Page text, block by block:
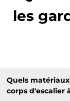
les
Quels
corps d'escalier